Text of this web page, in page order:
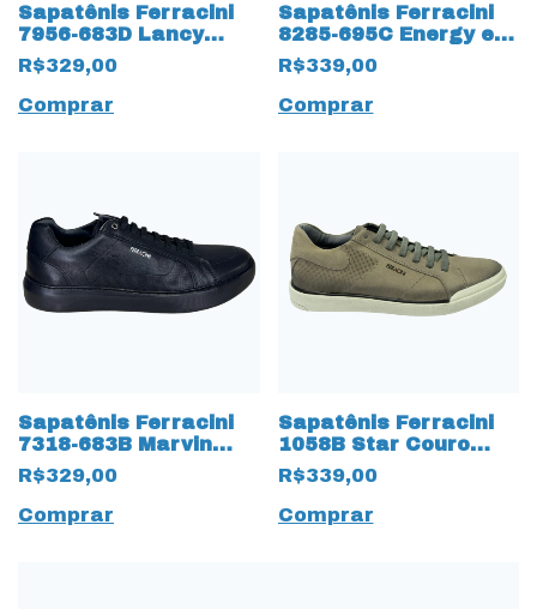
Sapatênis Ferracini
7956-683D Lancy
Camurça Natural
17498 Marinho
R$329,00
Comprar
Sapatênis Ferracini
8285-695C Energy em
Couro Natural 17497
Branco
R$339,00
Comprar
Sapatênis Ferracini
7318-683B Marvin
Couro Natural 17496
Preto
R$329,00
Comprar
Sapatênis Ferracini
1058B Star Couro
Nobuck com cadarço
Fake 15815 Cinza
R$339,00
Comprar